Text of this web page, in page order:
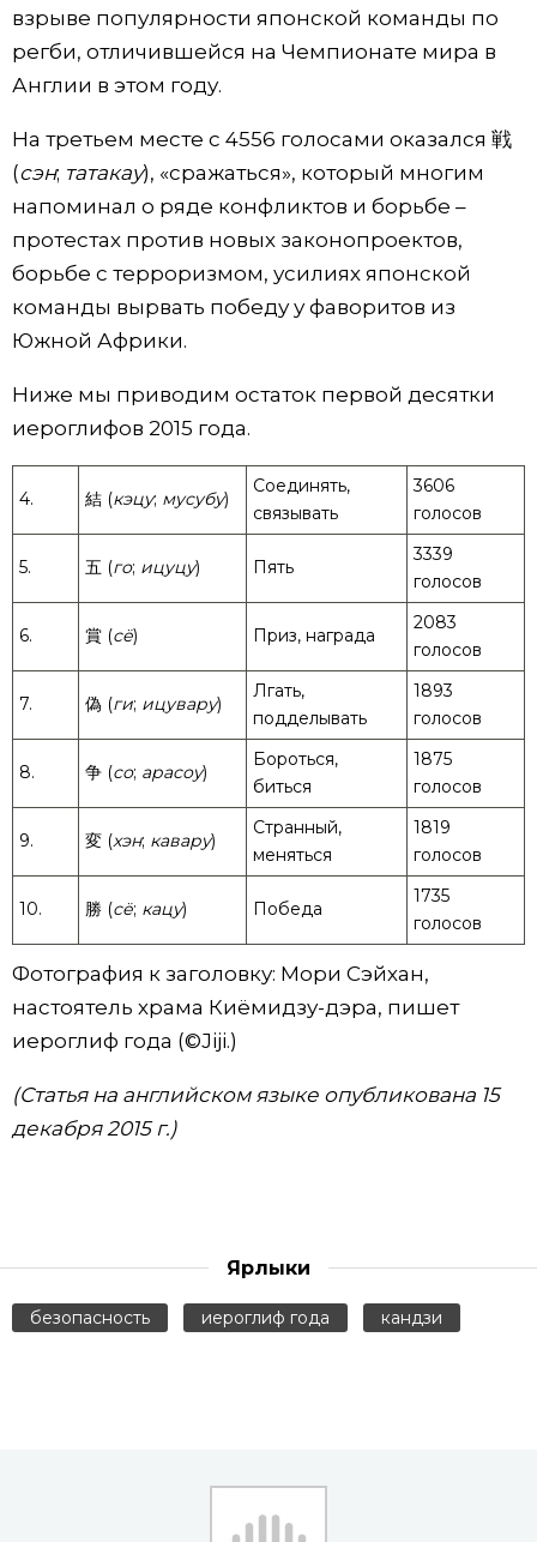
взрыве популярности японской команды по
регби, отличившейся на Чемпионате мира в
Англии в этом году.
На третьем месте с 4556 голосами оказался 戦
(сэн; татакау), «сражаться», который многим
напоминал о ряде конфликтов и борьбе –
протестах против новых законопроектов,
борьбе с терроризмом, усилиях японской
команды вырвать победу у фаворитов из
Южной Африки.
Ниже мы приводим остаток первой десятки
иероглифов 2015 года.
4. 結 (кэцу; мусубу)
Соединять,
связывать
3606
голосов
5. 五 (го; ицуцу) Пять
3339
голосов
6. 賞 (сё) Приз, награда
2083
голосов
7. 偽 (ги; ицувару)
Лгать,
подделывать
1893
голосов
8. 争 (со; арасоу)
Бороться,
биться
1875
голосов
9. 変 (хэн; кавару)
Странный,
меняться
1819
голосов
10. 勝 (сё; кацу) Победа
1735
голосов
Фотография к заголовку: Мори Сэйхан,
настоятель храма Киёмидзу-дэра, пишет
иероглиф года (©Jiji.)
(Статья на английском языке опубликована 15
декабря 2015 г.)
Ярлыки
безопасность иероглиф года кандзи